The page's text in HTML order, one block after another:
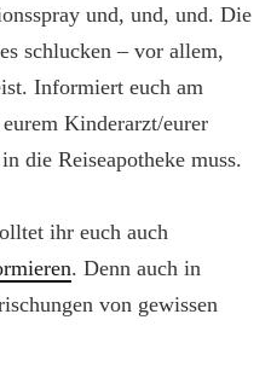
und, und, und. Die
schlucken – vor allem,
Informiert euch am
Kinderarzt/eurer
die Reiseapotheke muss.
ihr euch auch
. Denn auch in
von gewissen